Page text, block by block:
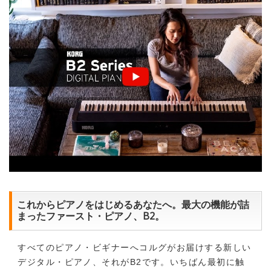
これからピアノをはじめるあなたへ。最大の機能が詰
まったファースト・ピアノ、B2。
すべてのピアノ・ビギナーへコルグがお届けする新しい
デジタル・ピアノ、それがB2です。いちばん最初に触